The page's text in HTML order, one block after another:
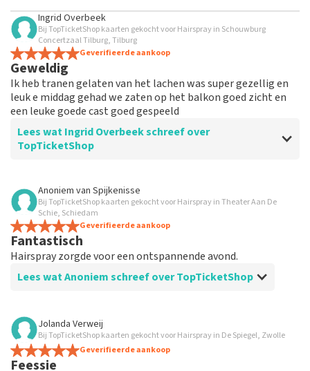
Ingrid Overbeek
Bij TopTicketShop kaarten gekocht voor Hairspray in Schouwburg
Concertzaal Tilburg, Tilburg
Geverifieerde aankoop
Geweldig
Ik heb tranen gelaten van het lachen was super gezellig en
leuk e middag gehad we zaten op het balkon goed zicht en
een leuke goede cast goed gespeeld
Lees wat Ingrid Overbeek schreef over
TopTicketShop
Beoordeling van Ingrid Overbeek over
Goed
Goed
Anoniem van Spijkenisse
Bij TopTicketShop kaarten gekocht voor Hairspray in Theater Aan De
Schie, Schiedam
Geverifieerde aankoop
Fantastisch
Hairspray zorgde voor een ontspannende avond.
Lees wat Anoniem schreef over TopTicketShop
Beoordeling van Anoniem over
Tevreden
Jolanda Verweij
Bij TopTicketShop kaarten gekocht voor Hairspray in De Spiegel, Zwolle
Geverifieerde aankoop
Feessie